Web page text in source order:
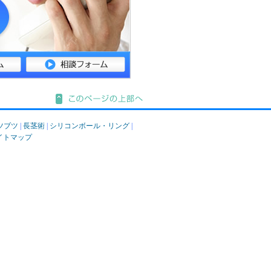
ブツ 長茎術| シリコンボール・リング|
トマップ